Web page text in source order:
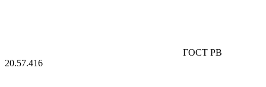
ГОСТ РВ
20.57.416